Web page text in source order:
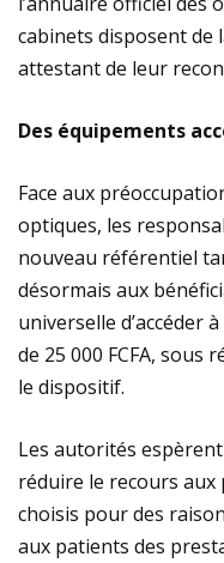
cabinets disposent de
attestant de leur
Des équipements
Face aux
optiques, les
nouveau référentiel
désormais aux
universelle d’accéder
de 25 000 FCFA, sous
le dispositif.
Les autorités
réduire le recours
choisis pour des
aux patients des